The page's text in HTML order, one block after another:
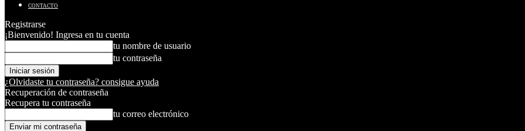
CONTACTO
Registrarse
¡Bienvenido! Ingresa en tu cuenta
tu nombre de usuario
tu contraseña
¿Olvidaste tu contraseña? consigue ayuda
Recuperación de contraseña
Recupera tu contraseña
tu correo electrónico